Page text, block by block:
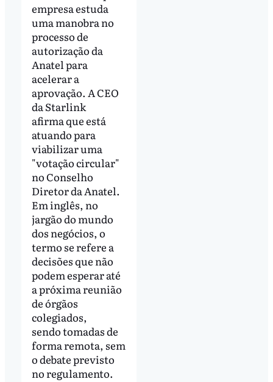
empresa estuda
uma manobra no
processo de
autorização da
Anatel para
acelerar a
aprovação. A CEO
da Starlink
afirma que está
atuando para
viabilizar uma
"votação circular"
no Conselho
Diretor da Anatel.
Em inglês, no
jargão do mundo
dos negócios, o
termo se refere a
decisões que não
podem esperar até
a próxima reunião
de órgãos
colegiados,
sendo tomadas de
forma remota, sem
o debate previsto
no regulamento.